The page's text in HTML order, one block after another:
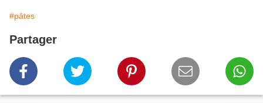
#pâtes
Partager